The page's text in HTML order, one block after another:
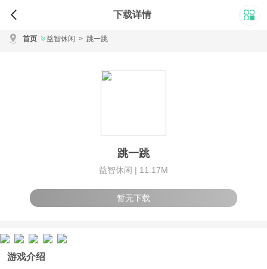
下载详情
首页 益智休闲 > 跳一跳
跳一跳
益智休闲 | 11.17M
暂无下载
游戏介绍